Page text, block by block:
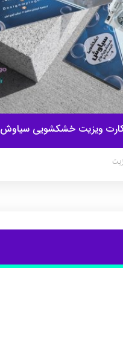
ویزیت خشکشویی سیاوش